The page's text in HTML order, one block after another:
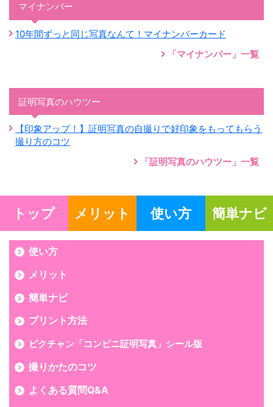
マイナンバー
10年間ずっと同じ写真なんて！マイナンバーカード
「マイナンバー」一覧
証明写真のハウツー
【印象アップ！】証明写真の自撮りで好印象をもってもらう
撮り方のコツ
「証明写真のハウツー」一覧
トップ メリット 使い方 簡単ナビ
使い方
メリット
簡単ナビ
プリント方法
ピクチャン「コンビニ証明写真」シール版
撮りかたのコツ
よくある質問Q&A